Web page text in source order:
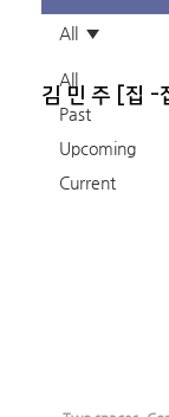
All
Past
Upcoming
Current
All
김 민 주 [집 -